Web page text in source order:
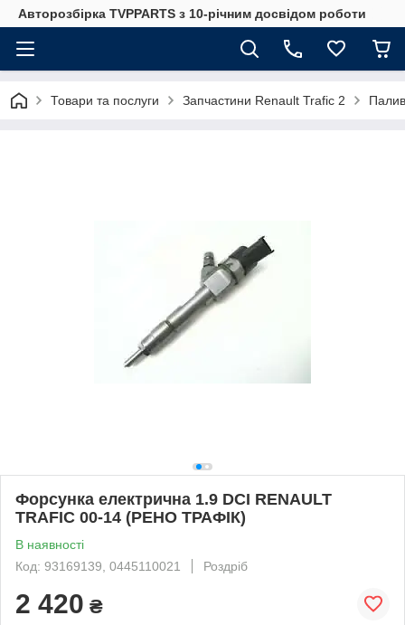
Авторозбірка TVPPARTS з 10-річним досвідом роботи
Товари та послуги Запчастини Renault Trafic 2
Форсунка електрична 1.9 DCI RENAULT
TRAFIC 00-14 (РЕНО ТРАФІК)
В наявності
Код: 93169139, 0445110021
Роздріб
2 420 ₴